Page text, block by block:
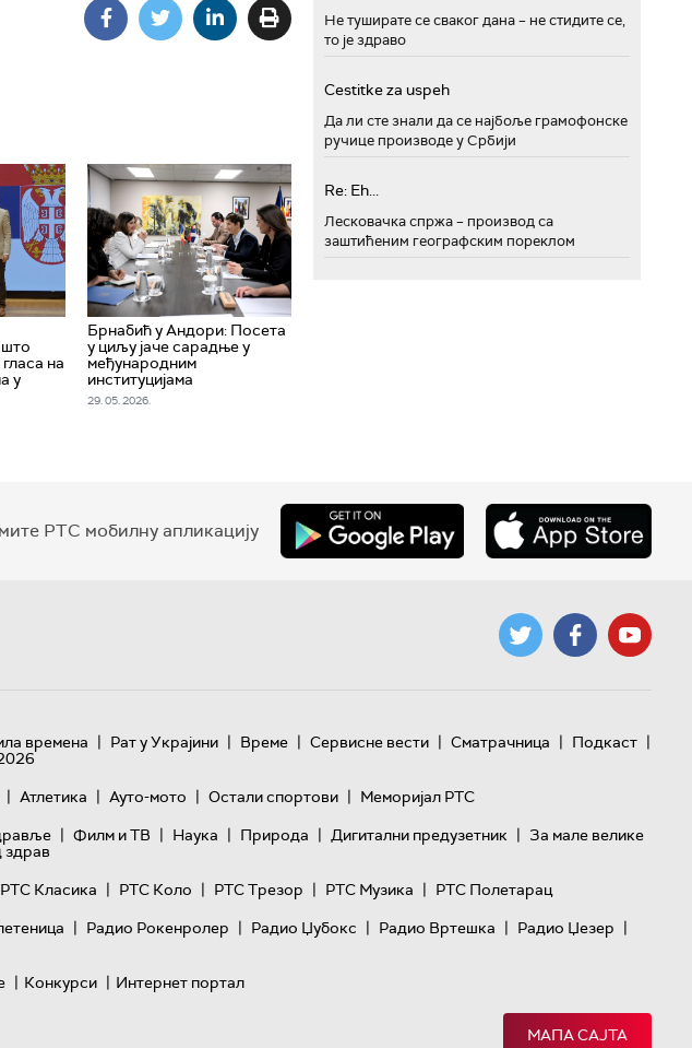
на
у
Брнабић у Андори: Посета
у циљу јаче сарадње у
међународним
институцијама
29. 05. 2026.
Не туширате се сваког дана – не стидите се,
то је здраво
Cestitke za uspeh
Да ли сте знали да се најбоље грамофонске
ручице производе у Србији
Re: Eh...
Лесковачка спржа – производ са
заштићеним географским пореклом
РТС мобилну апликацију
времена | Рат у Украјини | Време | Сервисне вести | Сматрачница | Подкаст |
| Атлетика | Ауто-мото | Остали спортови | Меморијал РТС
| Филм и ТВ | Наука | Природа | Дигитални предузетник | За мале велике
здрав
РТС Класика | РТС Коло | РТС Трезор | РТС Музика | РТС Полетарац
| Радио Рокенролер | Радио Џубокс | Радио Вртешка | Радио Џезер |
| Конкурси | Интернет портал
МАПА САЈТА